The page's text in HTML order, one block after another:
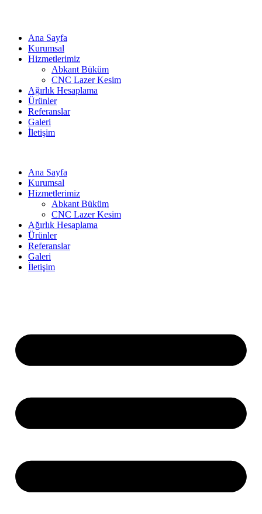
Ana Sayfa
Kurumsal
Hizmetlerimiz
Abkant Büküm
CNC Lazer Kesim
Ağırlık Hesaplama
Ürünler
Referanslar
Galeri
İletişim
Ana Sayfa
Kurumsal
Hizmetlerimiz
Abkant Büküm
CNC Lazer Kesim
Ağırlık Hesaplama
Ürünler
Referanslar
Galeri
İletişim